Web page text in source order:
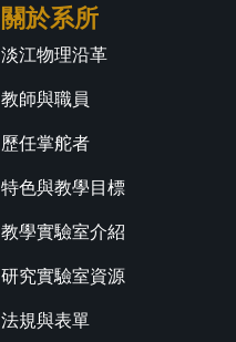
關於系所
淡江物理沿革
教師與職員
歷任掌舵者
特色與教學目標
教學實驗室介紹
研究實驗室資源
法規與表單